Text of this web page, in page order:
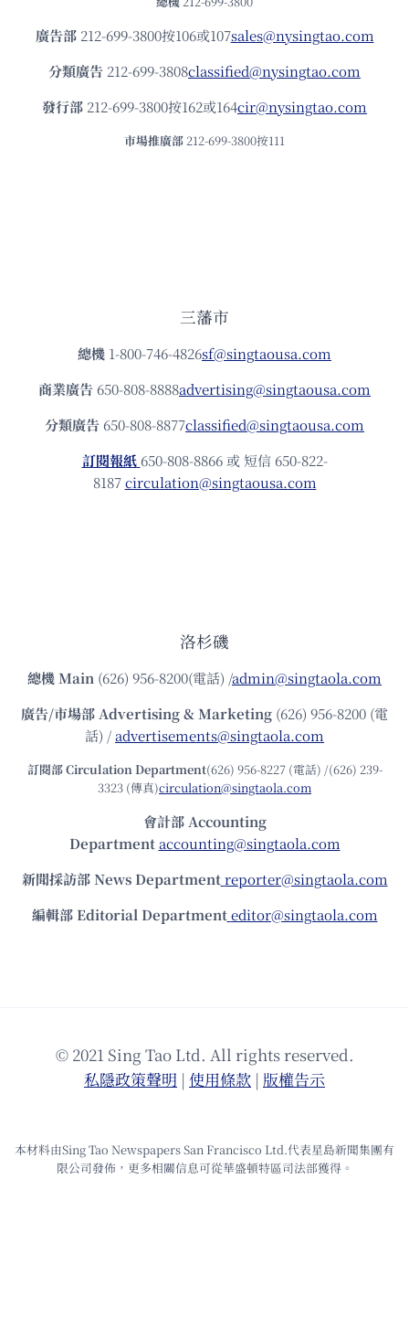
廣告部212-699-3800按106或107sales@nysingtao.com
分類廣告 212-699-3808classified@nysingtao.com
發⾏部 212-699-3800按162或164cir@nysingtao.com
市場推廣部 212-699-3800按111
三藩市
總機 1-800-746-4826sf@singtaousa.com
商業廣告 650-808-8888advertising@singtaousa.com
分類廣告 650-808-8877classified@singtaousa.com
訂閱報紙 650-808-8866 或 短信 650-822-
8187circulation@singtaousa.com
洛杉磯
總機Main (626) 956-8200(電話) /admin@singtaola.com
廣告/市場部Advertising & Marketing (626) 956-8200 (電
話) /advertisements@singtaola.com
訂閱部 Circulation Department(626) 956-8227 (電話) /(626) 239-
3323 (傳真)circulation@singtaola.com
會計部 Accounting
Department accounting@singtaola.com
新聞採訪部 News Department reporter@singtaola.com
編輯部 Editorial Department editor@singtaola.com
© 2021 Sing Tao Ltd. All rights reserved.
私隱政策聲明 | 使⽤條款 | 版權告⽰
本材料由Sing Tao Newspapers San Francisco Ltd.代表星島新聞集團有
限公司發佈，更多相關信息可從華盛頓特區司法部獲得。